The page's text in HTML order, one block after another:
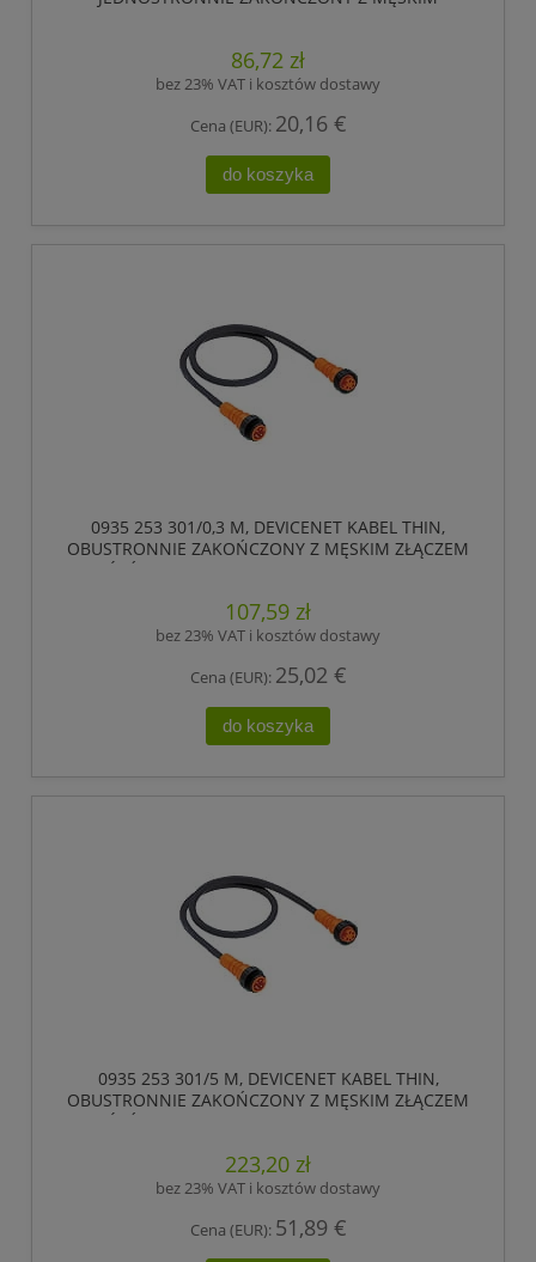
86,72 zł
bez 23% VAT i kosztów dostawy
Cena (EUR): 20,16 €
do koszyka
0935 253 301/0,3 M, DEVICENET KABEL THIN,
OBUSTRONNIE ZAKOŃCZONY Z MĘSKIM ZŁĄCZEM
7/8 I ŹEŃSKIM ZŁĄCZEM 7/8, 5 POLOWE, LUMBERG
107,59 zł
bez 23% VAT i kosztów dostawy
Cena (EUR): 25,02 €
do koszyka
0935 253 301/5 M, DEVICENET KABEL THIN,
OBUSTRONNIE ZAKOŃCZONY Z MĘSKIM ZŁĄCZEM
7/8 I ŹEŃSKIM ZŁĄCZEM 7/8, 5 POLOWE, LUMBERG
223,20 zł
bez 23% VAT i kosztów dostawy
Cena (EUR): 51,89 €